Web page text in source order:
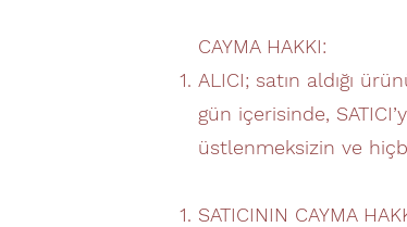
CAYMA HAKKI:
ALICI; satın aldığı
gün içerisinde,
üstlenmeksizin ve
SATICININ CAYMA